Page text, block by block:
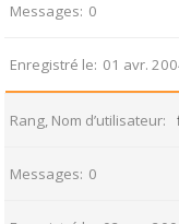
Messages 0
Enregistré le 01 avr.
Rang, Nom d’utilisateur
Messages 0